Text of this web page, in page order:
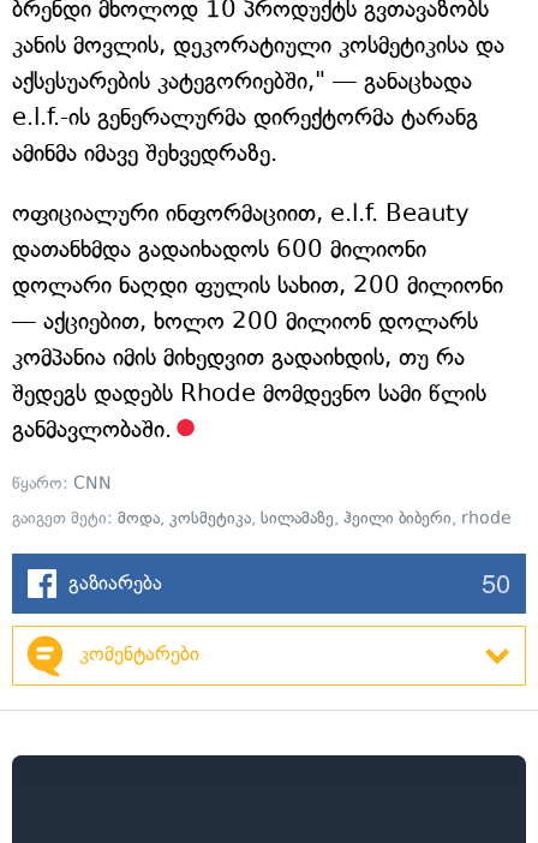
ბრენდი მხოლოდ 10 პროდუქტს გვთავაზობს
კანის მოვლის, დეკორატიული კოსმეტიკისა და
აქსესუარების კატეგორიებში," — განაცხადა
e.l.f.-ის გენერალურმა დირექტორმა ტარანგ
ამინმა იმავე შეხვედრაზე.
ოფიციალური ინფორმაციით, e.l.f. Beauty
დათანხმდა გადაიხადოს 600 მილიონი
დოლარი ნაღდი ფულის სახით, 200 მილიონი
— აქციებით, ხოლო 200 მილიონ დოლარს
კომპანია იმის მიხედვით გადაიხდის, თუ რა
შედეგს დადებს Rhode მომდევნო სამი წლის
განმავლობაში.
წყარო: CNN
გაიგეთ მეტი: მოდა, კოსმეტიკა, სილამაზე, ჰეილი ბიბერი, rhode
გაზიარება 50
კომენტარები